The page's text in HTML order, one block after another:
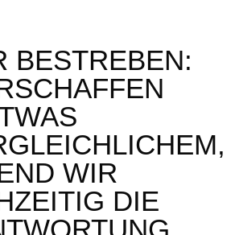
BESTREBEN:
WIR
DIE